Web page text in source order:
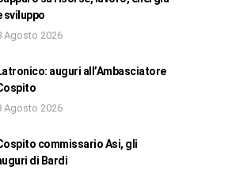
sviluppo
Agosto 2026
auguri all’Ambasciatore
Agosto 2026
commissario Asi, gli
di Bardi